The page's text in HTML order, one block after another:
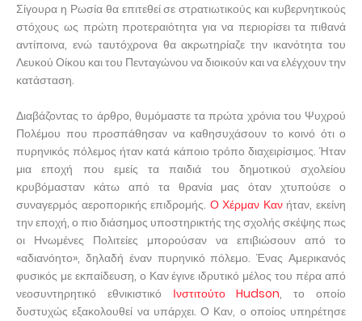
Σίγουρα η Ρωσία θα επιτεθεί σε στρατιωτικούς και κυβερνητικούς
στόχους ως πρώτη προτεραιότητα για να περιορίσει τα πιθανά
αντίποινα, ενώ ταυτόχρονα θα ακρωτηρίαζε την ικανότητα του
Λευκού Οίκου και του Πενταγώνου να διοικούν και να ελέγχουν την
κατάσταση.
Διαβάζοντας το άρθρο, θυμόμαστε τα πρώτα χρόνια του Ψυχρού
Πολέμου που προσπάθησαν να καθησυχάσουν το κοινό ότι ο
πυρηνικός πόλεμος ήταν κατά κάποιο τρόπο διαχειρίσιμος. Ήταν
μια εποχή που εμείς τα παιδιά του δημοτικού σχολείου
κρυβόμασταν κάτω από τα θρανία μας όταν χτυπούσε ο
συναγερμός αεροπορικής επιδρομής. Ο Χέρμαν Κανήταν, εκείνη
την εποχή, ο πιο διάσημος υποστηρικτής της σχολής σκέψης πως
οι Ηνωμένες Πολιτείες μπορούσαν να επιβιώσουν από το
«αδιανόητο», δηλαδή έναν πυρηνικό πόλεμο. Ένας Αμερικανός
φυσικός με εκπαίδευση, ο Καν έγινε ιδρυτικό μέλος του πέρα ​​από
νεοσυντηρητικό εθνικιστικό Ινστιτούτο Hudson, το οποίο
δυστυχώς εξακολουθεί να υπάρχει. Ο Καν, ο οποίος υπηρέτησε